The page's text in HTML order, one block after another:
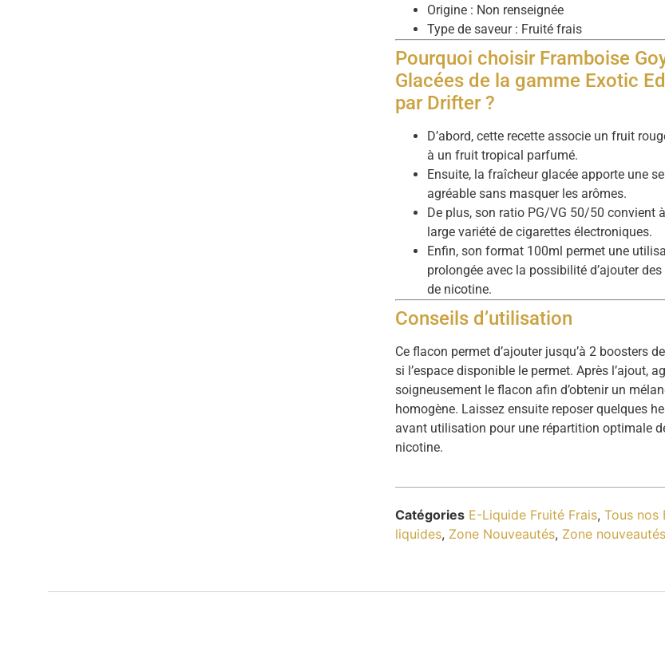
Origine : Non renseignée
Type de saveur : Fruité frais
Pourquoi choisir Framboise
Glacées de la gamme Exotic
par Drifter ?
D’abord, cette recette associe un fruit
à un fruit tropical parfumé.
Ensuite, la fraîcheur glacée apporte une
agréable sans masquer les arômes.
De plus, son ratio PG/VG 50/50 convient
large variété de cigarettes électroniques.
Enfin, son format 100ml permet une
prolongée avec la possibilité d’ajouter
de nicotine.
Conseils d’utilisation
Ce flacon permet d’ajouter jusqu’à 2 boosters
si l’espace disponible le permet. Après l’ajout,
soigneusement le flacon afin d’obtenir un
homogène. Laissez ensuite reposer quelques
avant utilisation pour une répartition optimale
nicotine.
Catégories E-Liquide Fruité Frais,Tous nos
liquides, Zone Nouveautés, Zone